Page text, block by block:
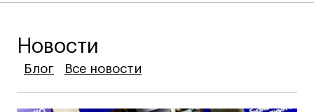
Новости
Блог
Блог
Блог Все новости
Все новости
Все новости